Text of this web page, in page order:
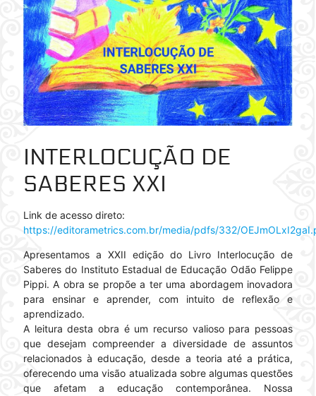
INTERLOCUÇÃO DE
SABERES XXI
Link de acesso direto:
https://editorametrics.com.br/media/pdfs/332/
Apresentamos a XXII edição do Livro Interlocução de
Saberes do Instituto Estadual de Educação Odão Felippe
Pippi. A obra se propõe a ter uma abordagem inovadora
para ensinar e aprender, com intuito de reflexão e
aprendizado.
A leitura desta obra é um recurso valioso para pessoas
que desejam compreender a diversidade de assuntos
relacionados à educação, desde a teoria até a prática,
oferecendo uma visão atualizada sobre algumas questões
que afetam a educação contemporânea. Nossa